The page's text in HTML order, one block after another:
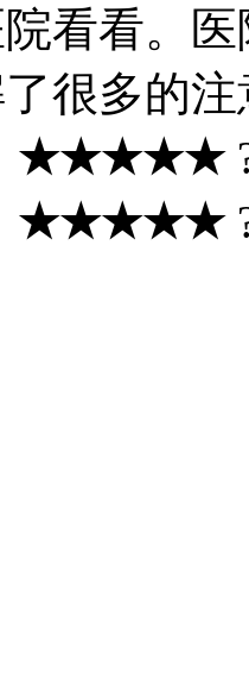
看看。
很多的
★★★★★
★★★★★